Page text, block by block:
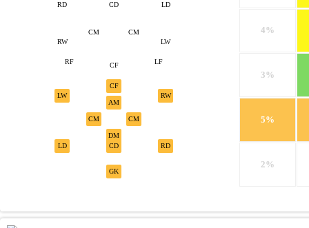
LD
CD
RD
CM
CM
RW
LW
LF
CF
RF
GK
CD
DM
CM
LW
CM
RW
LD RD
AM
CF
4%
3%
5%
2%